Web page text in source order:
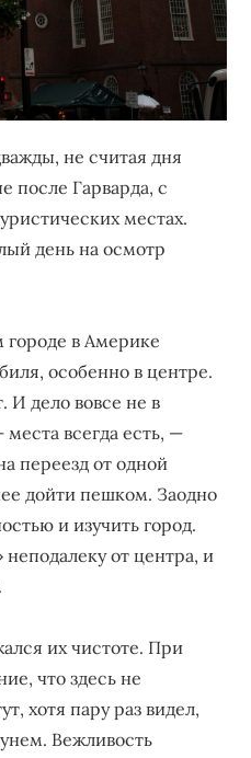
не считая дня
после Гарварда, с
местах.
день на осмотр
городе в Америке
особенно в центре.
И дело вовсе не в
всегда есть, —
переезд от одной
дойти пешком. Заодно
и изучить город.
от центра, и
их чистоте. При
что здесь не
хотя пару раз видел,
Вежливость